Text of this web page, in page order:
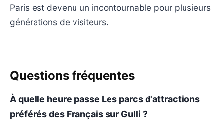
Paris est devenu un incontournable pour plusieurs
générations de visiteurs.
Questions fréquentes
À quelle heure passe Les parcs d'attractions
préférés des Français sur Gulli ?